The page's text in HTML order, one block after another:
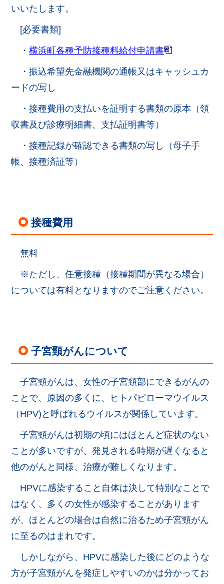
いいたします。
[必要書類]
・横浜町各種予防接種料給付申請書
・振込希望先金融機関の通帳又はキャッシュカ
ードの写し
・接種費用の支払いを証明する書類の原本（領
収書及び診療明細書、支払証明書等）
・接種記録が確認できる書類の写し（母子手
帳、接種済証等）
接種費用
無料
※ただし、任意接種（接種期間が異なる場合）
については有料となりますのでご注意ください。
子宮頸がんについて
子宮頸がんは、女性の子宮頚部にできるがんの
ことで、原因の多くに、ヒトパピローマウイルス
（HPV)と呼ばれるウイルスが関係しています。
子宮頸がんは初期の頃にはほとんど症状のない
ことが多いですが、発見される時期が遅くなると
他のがんと同様、治療が難しくなります。
HPVに感染すること自体は決して特別なことで
はなく、多くの女性が感染することがあります
が、ほとんどの場合は自然に治るため子宮頸がん
に至るのはまれです。
しかしながら、HPVに感染した後にどのような
方が子宮頸がんを発症しやすいのかは分かってお